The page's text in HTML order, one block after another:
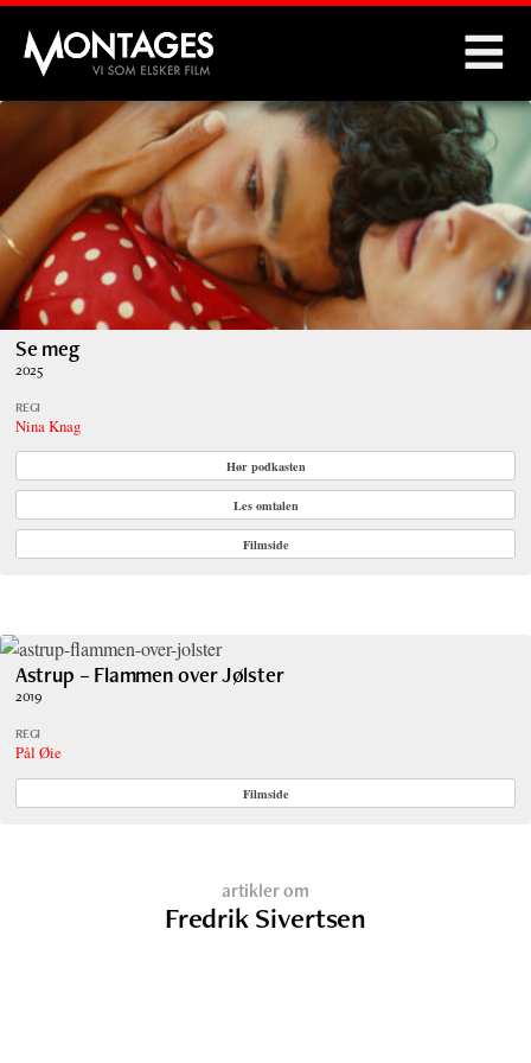
Montages
Se meg
2025
REGI
Nina Knag
Hør podkasten
Les omtalen
Filmside
Astrup – Flammen over Jølster
2019
REGI
Pål Øie
Filmside
artikler om
Fredrik Sivertsen